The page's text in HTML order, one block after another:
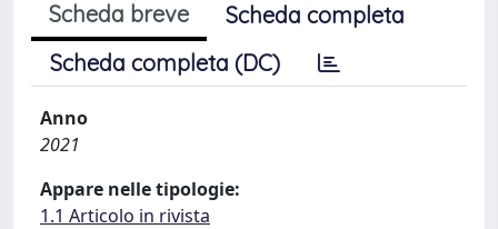
Scheda breve
Scheda completa
Scheda completa (DC)
Anno
2021
Appare nelle tipologie:
1.1 Articolo in rivista